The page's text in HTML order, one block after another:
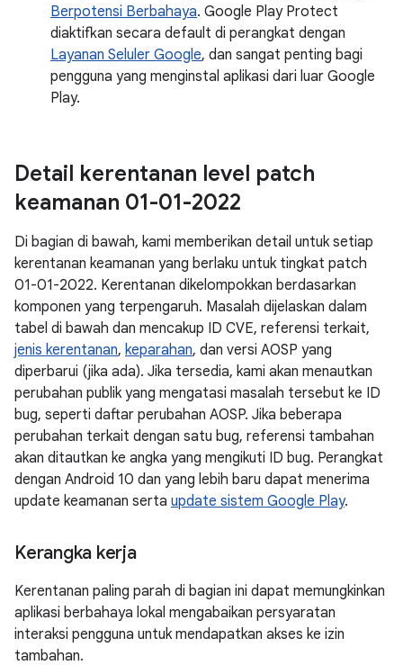
Berpotensi Berbahaya. Google Play Protect
diaktifkan secara default di perangkat dengan
Layanan Seluler Google, dan sangat penting bagi
pengguna yang menginstal aplikasi dari luar Google
Play.
Detail kerentanan level patch
keamanan 01-01-2022
Di bagian di bawah, kami memberikan detail untuk setiap
kerentanan keamanan yang berlaku untuk tingkat patch
01-01-2022. Kerentanan dikelompokkan berdasarkan
komponen yang terpengaruh. Masalah dijelaskan dalam
tabel di bawah dan mencakup ID CVE, referensi terkait,
jenis kerentanan, keparahan, dan versi AOSP yang
diperbarui (jika ada). Jika tersedia, kami akan menautkan
perubahan publik yang mengatasi masalah tersebut ke ID
bug, seperti daftar perubahan AOSP. Jika beberapa
perubahan terkait dengan satu bug, referensi tambahan
akan ditautkan ke angka yang mengikuti ID bug. Perangkat
dengan Android 10 dan yang lebih baru dapat menerima
update keamanan serta update sistem Google Play.
Kerangka kerja
Kerentanan paling parah di bagian ini dapat memungkinkan
aplikasi berbahaya lokal mengabaikan persyaratan
interaksi pengguna untuk mendapatkan akses ke izin
tambahan.